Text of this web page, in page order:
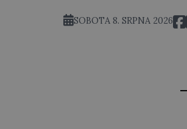
SOBOTA 8. SRPNA 2026